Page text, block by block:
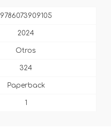
9786073909105
2024
Otros
324
Paperback
1